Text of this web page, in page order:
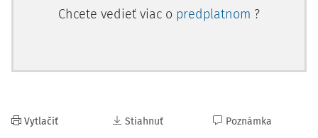
Chcete vedieť viac o predplatnom ?
Vytlačiť Stiahnuť Poznámka